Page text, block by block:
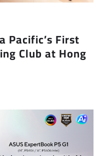
Pacific’s First
Club at Hong